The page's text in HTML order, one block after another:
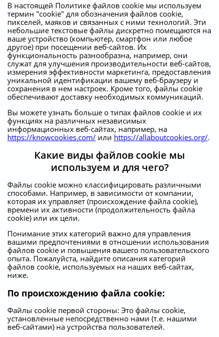
В настоящей Политике файлов cookie мы используем
термин "cookie" для обозначения файлов cookie,
пикселей, маяков и связанных с ними технологий. Эти
небольшие текстовые файлы дискретно помещаются на
ваше устройство (компьютер, смартфон или любое
другое) при посещении веб-сайтов. Их
функциональность разнообразна, например, они
служат для улучшения производительности веб-сайтов,
измерения эффективности маркетинга, предоставления
уникальной идентификации вашему веб-браузеру и
сохранения в нем настроек. Кроме того, файлы cookie
обеспечивают доставку необходимых коммуникаций.
Вы можете узнать больше о типах файлов cookie и их
функциях на различных независимых
информационных веб-сайтах, например, на
https://knowcookies.com/ или https://allaboutcookies.org/.
Какие виды файлов cookie мы
используем и для чего?
Файлы cookie можно классифицировать различными
способами. Например, в зависимости от компании,
которая их управляет (происхождение файла cookie),
времени их активности (продолжительность файла
cookie) или их цели.
Понимание этих категорий важно для управления
вашими предпочтениями в отношении использования
файлов cookie и повышения вашего пользовательского
опыта. Пожалуйста, найдите описания категорий
файлов cookie, используемых на наших веб-сайтах,
ниже.
По происхождению файла cookie:
Файлы cookie первой стороны: Это файлы cookie,
установленные непосредственно нами (т.е. нашими
веб-сайтами) на устройства пользователей.